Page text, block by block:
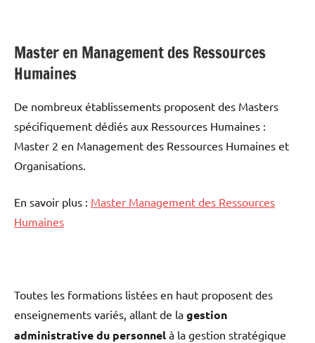
Master en Management des Ressources
Humaines
De nombreux établissements proposent des Masters
spécifiquement dédiés aux Ressources Humaines :
Master 2 en Management des Ressources Humaines et
Organisations.
En savoir plus : Master Management des Ressources
Humaines
Toutes les formations listées en haut proposent des
enseignements variés, allant de la gestion
administrative du personnel à la gestion stratégique